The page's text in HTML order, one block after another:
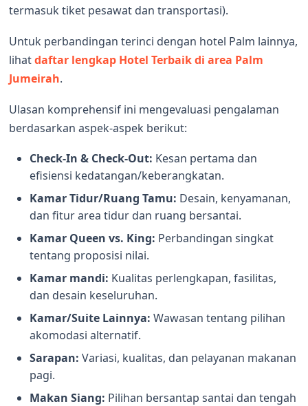
termasuk tiket pesawat dan transportasi).
Untuk perbandingan terinci dengan hotel Palm lainnya,
lihatdaftar lengkap Hotel Terbaik di area Palm
Jumeirah.
Ulasan komprehensif ini mengevaluasi pengalaman
berdasarkan aspek-aspek berikut:
Check-In & Check-Out: Kesan pertama dan
efisiensi kedatangan/keberangkatan.
Kamar Tidur/Ruang Tamu: Desain, kenyamanan,
dan fitur area tidur dan ruang bersantai.
Kamar Queen vs. King: Perbandingan singkat
tentang proposisi nilai.
Kamar mandi: Kualitas perlengkapan, fasilitas,
dan desain keseluruhan.
Kamar/Suite Lainnya: Wawasan tentang pilihan
akomodasi alternatif.
Sarapan: Variasi, kualitas, dan pelayanan makanan
pagi.
Makan Siang: Pilihan bersantap santai dan tengah